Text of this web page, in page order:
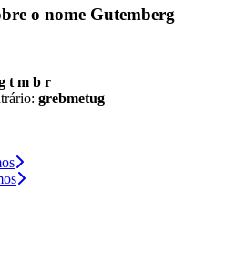
o nome Gutemberg
t m b r
grebmetug